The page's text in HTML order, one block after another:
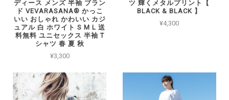
ディース メンズ 半袖 ブラン
ド VEVARASANA® かっこ
いい おしゃれ かわいい カジ
ュアル 白 ホワイト S M L 送
料無料 ユニセックス 半袖 T
シャツ 春 夏 秋
¥3,300
ツ 輝くメタルプリント【
BLACK & BLACK 】
¥4,300